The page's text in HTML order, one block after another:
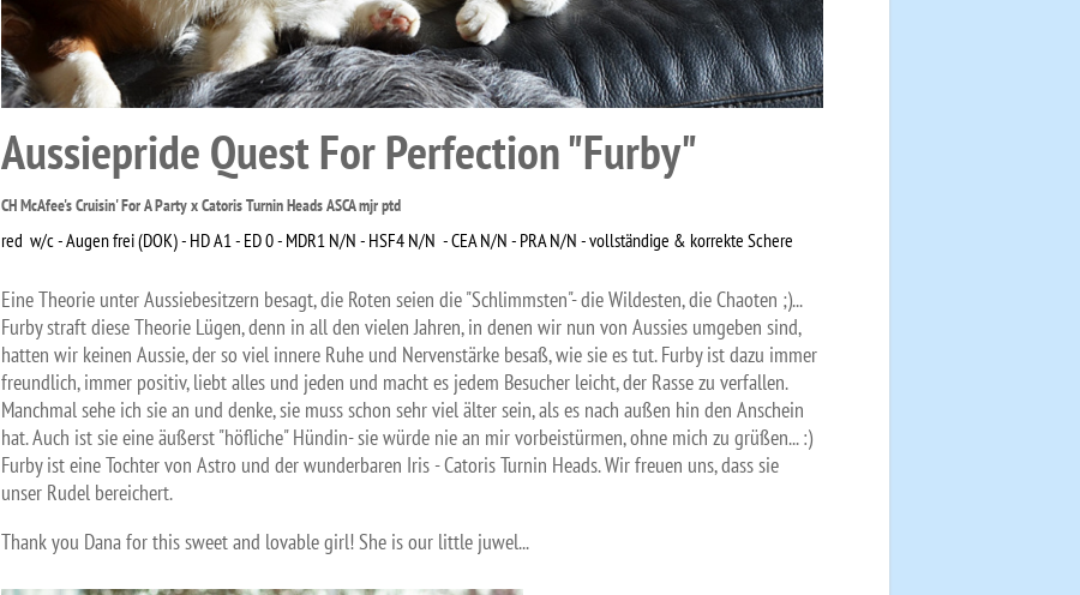
Aussiepride Quest For Perfection "Furby"
CH McAfee's Cruisin' For A Party x Catoris Turnin Heads ASCA mjr ptd
red w/c - Augen frei (DOK) - HD A1 - ED 0 - MDR1 N/N - HSF4 N/N - CEA N/N - PRA N/N - vollständige & korrekte Schere
Eine Theorie unter Aussiebesitzern besagt, die Roten seien die "Schlimmsten"- die Wildesten, die Chaoten ;)...
Furby straft diese Theorie Lügen, denn in all den vielen Jahren, in denen wir nun von Aussies umgeben sind,
hatten wir keinen Aussie, der so viel innere Ruhe und Nervenstärke besaß, wie sie es tut. Furby ist dazu immer
freundlich, immer positiv, liebt alles und jeden und macht es jedem Besucher leicht, der Rasse zu verfallen.
Manchmal sehe ich sie an und denke, sie muss schon sehr viel älter sein, als es nach außen hin den Anschein
hat. Auch ist sie eine äußerst "höfliche" Hündin- sie würde nie an mir vorbeistürmen, ohne mich zu grüßen... :)
Furby ist eine Tochter von Astro und der wunderbaren Iris - Catoris Turnin Heads. Wir freuen uns, dass sie
unser Rudel bereichert.
Thank you Dana for this sweet and lovable girl! She is our little juwel...